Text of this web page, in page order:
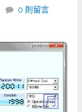
0 則留言